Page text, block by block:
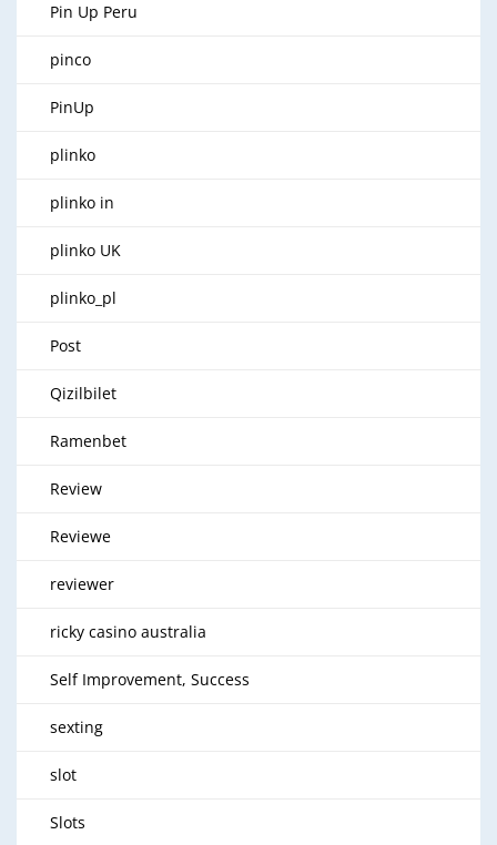
Pin Up Peru
pinco
PinUp
plinko
plinko in
plinko UK
plinko_pl
Post
Qizilbilet
Ramenbet
Review
Reviewe
reviewer
ricky casino australia
Self Improvement, Success
sexting
slot
Slots